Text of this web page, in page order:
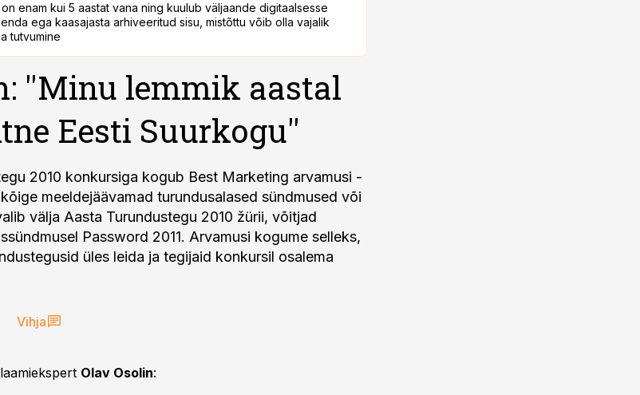
enam kui 5 aastat vana ning kuulub väljaande digitaalsesse
ega kaasajasta arhiveeritud sisu, mistõttu võib olla vajalik
tutvumine
''Minu lemmik aastal
Eesti Suurkogu''
2010 konkursiga kogub Best Marketing arvamusi -
meeldejäävamad turundusalased sündmused või
välja Aasta Turundustegu 2010 žürii, võitjad
Password 2011. Arvamusi kogume selleks,
üles leida ja tegijaid konkursil osalema
Vihja
Olav Osolin: